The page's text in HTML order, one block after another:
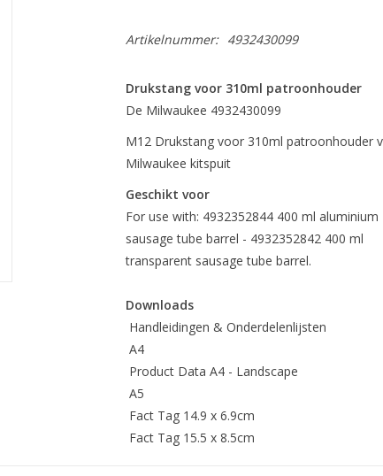
Artikelnummer: 4932430099
Drukstang voor 310ml patroonhouder
De Milwaukee 4932430099
M12 Drukstang voor 310ml patroonhouder
Milwaukee kitspuit
Geschikt voor
For use with: 4932352844 400 ml aluminium
sausage tube barrel - 4932352842 400 ml
transparent sausage tube barrel.
Downloads
Handleidingen & Onderdelenlijsten
A4
Product Data A4 - Landscape
A5
Fact Tag 14.9 x 6.9cm
Fact Tag 15.5 x 8.5cm